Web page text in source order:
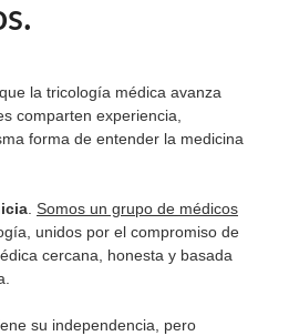
la tricología médica avanza
comparten experiencia,
forma de entender la medicina
. Somos un grupo de médicos
unidos por el compromiso de
cercana, honesta y basada
su independencia, pero